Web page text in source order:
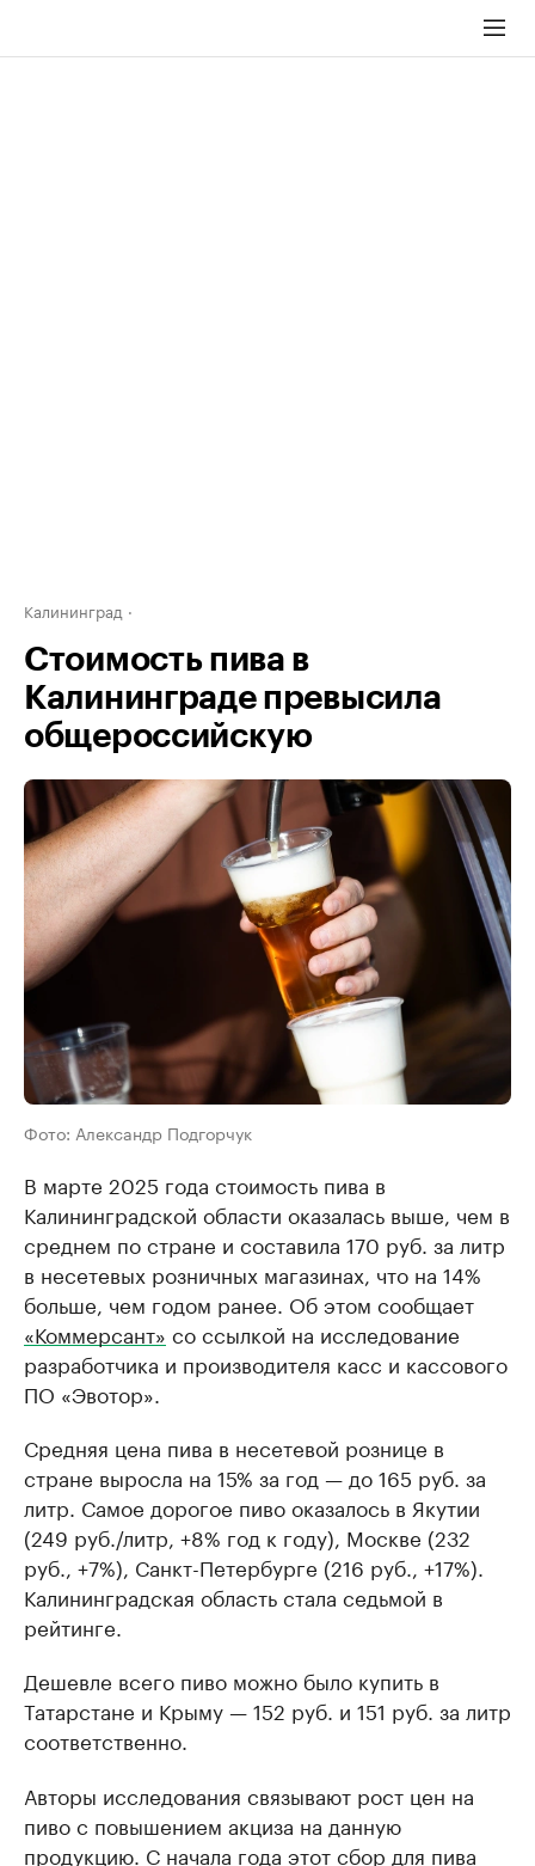
Калининград
Стоимость пива в
Калининграде превысила
общероссийскую
Фото: Александр Подгорчук
В марте 2025 года стоимость пива в
Калининградской области оказалась выше, чем в
среднем по стране и составила 170 руб. за литр
в несетевых розничных магазинах, что на 14%
больше, чем годом ранее. Об этом сообщает
«Коммерсант» со ссылкой на исследование
разработчика и производителя касс и кассового
ПО «Эвотор».
Средняя цена пива в несетевой рознице в
стране выросла на 15% за год — до 165 руб. за
литр. Самое дорогое пиво оказалось в Якутии
(249 руб./литр, +8% год к году), Москве (232
руб., +7%), Санкт-Петербурге (216 руб., +17%).
Калининградская область стала седьмой в
рейтинге.
Дешевле всего пиво можно было купить в
Татарстане и Крыму — 152 руб. и 151 руб. за литр
соответственно.
Авторы исследования связывают рост цен на
пиво с повышением акциза на данную
продукцию. С начала года этот сбор для пива